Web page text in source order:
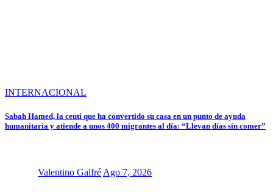
INTERNACIONAL
Sabah Hamed, la ceutí que ha convertido su casa en un punto de ayuda
humanitaria y atiende a unos 400 migrantes al día: “Llevan días sin comer”
Valentino Galfré Ago 7, 2026